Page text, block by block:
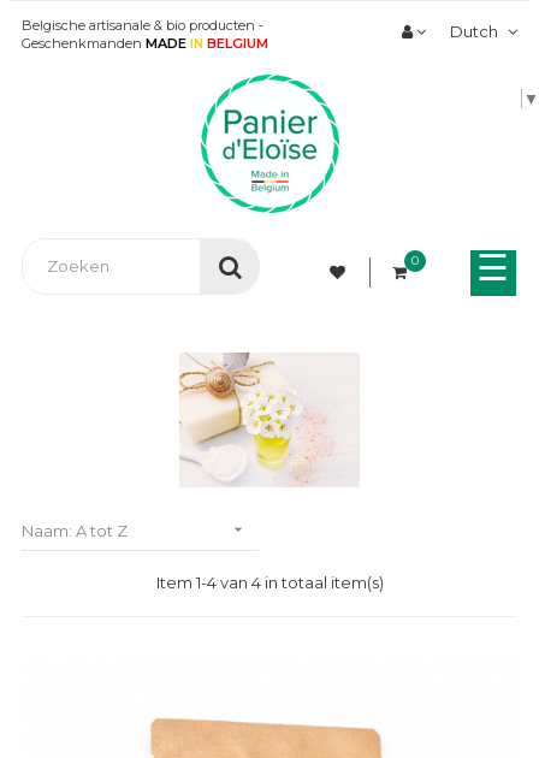
Belgische artisanale & bio producten -
Geschenkmanden MADE IN BELGIUM
Dutch
▼
0 ☰
Naam: A tot Z 
Item 1-4 van 4 in totaal item(s)